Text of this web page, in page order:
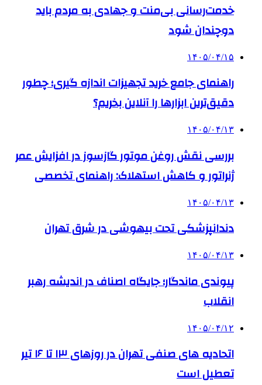
خدمت‌رسانی بی‌منت و جهادی به مردم باید
دوچندان شود
۱۴۰۵/۰۴/۱۵
راهنمای جامع خرید تجهیزات اندازه گیری؛ چطور
دقیق‌ترین ابزارها را آنلاین بخریم؟
۱۴۰۵/۰۴/۱۳
بررسی نقش روغن موتور گازسوز در افزایش عمر
ژنراتور و کاهش استهلاک: راهنمای تخصصی
۱۴۰۵/۰۴/۱۳
دندانپزشکی تحت بیهوشی در شرق تهران
۱۴۰۵/۰۴/۱۳
پیوندی ماندگار؛ جایگاه اصناف در اندیشه رهبر
انقلاب
۱۴۰۵/۰۴/۱۲
اتحادیه های صنفی تهران در روزهای ۱۳ تا ۱۶ تیر
تعطیل است